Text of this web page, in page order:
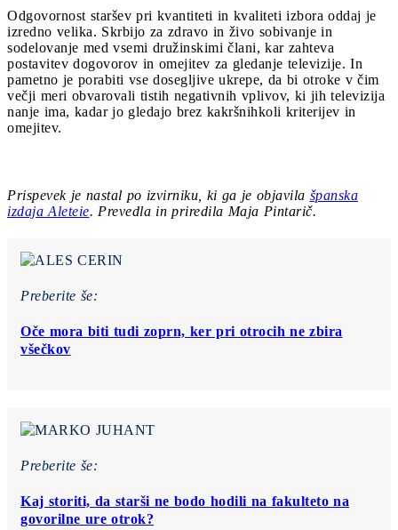
Odgovornost staršev pri kvantiteti in kvaliteti izbora oddaj je
izredno velika. Skrbijo za zdravo in živo sobivanje in
sodelovanje med vsemi družinskimi člani, kar zahteva
postavitev dogovorov in omejitev za gledanje televizije. In
pametno je porabiti vse dosegljive ukrepe, da bi otroke v čim
večji meri obvarovali tistih negativnih vplivov, ki jih televizija
nanje ima, kadar jo gledajo brez kakršnihkoli kriterijev in
omejitev.
Prispevek je nastal po izvirniku, ki ga je objavila španska
izdaja Aleteie. Prevedla in priredila Maja Pintarič.
Preberite še:
Oče mora biti tudi zoprn, ker pri otrocih ne zbira
všečkov
Preberite še:
Kaj storiti, da starši ne bodo hodili na fakulteto na
govorilne ure otrok?